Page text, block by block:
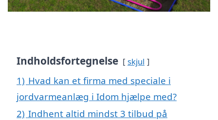
Indholdsfortegnelse skjul
1) Hvad kan et firma med speciale i
jordvarmeanlæg i Idom hjælpe med?
2) Indhent altid mindst 3 tilbud på